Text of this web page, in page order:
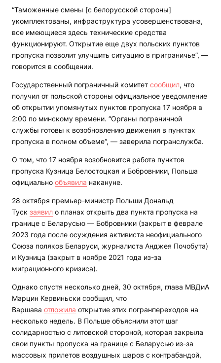
“Таможенные смены [с белорусской стороны]
укомплектованы, инфраструктура усовершенствована,
все имеющиеся здесь технические средства
функционируют. Открытие еще двух польских пунктов
пропуска позволит улучшить ситуацию в приграничье“, —
говорится в сообщении.
Государственный пограничный комитет сообщил, что
получил от польской стороны официальное уведомление
об открытии упомянутых пунктов пропуска 17 ноября в
2:00 по минскому времени. “Органы пограничной
службы готовы к возобновлению движения в пунктах
пропуска в полном объеме“, — заверила погранслужба.
О том, что 17 ноября возобновится работа пунктов
пропуска Кузница Белостоцкая и Бобровники, Польша
официально объявила накануне.
28 октября премьер-министр Польши Дональд
Туск заявил о планах открыть два пункта пропуска на
границе с Беларусью — Бобровники (закрыт в феврале
2023 года после осуждения активиста неофициального
Союза поляков Беларуси, журналиста Анджея Почобута)
и Кузница (закрыт в ноябре 2021 года из-за
миграционного кризиса).
Однако спустя несколько дней, 30 октября, глава МВДиА
Марцин Кервиньски сообщил, что
Варшава отложила открытие этих погранпереходов на
несколько недель. В Польше объяснили этот шаг
солидарностью с литовской стороной, которая закрыла
свои пункты пропуска на границе с Беларусью из-за
массовых прилетов воздушных шаров с контрабандой,